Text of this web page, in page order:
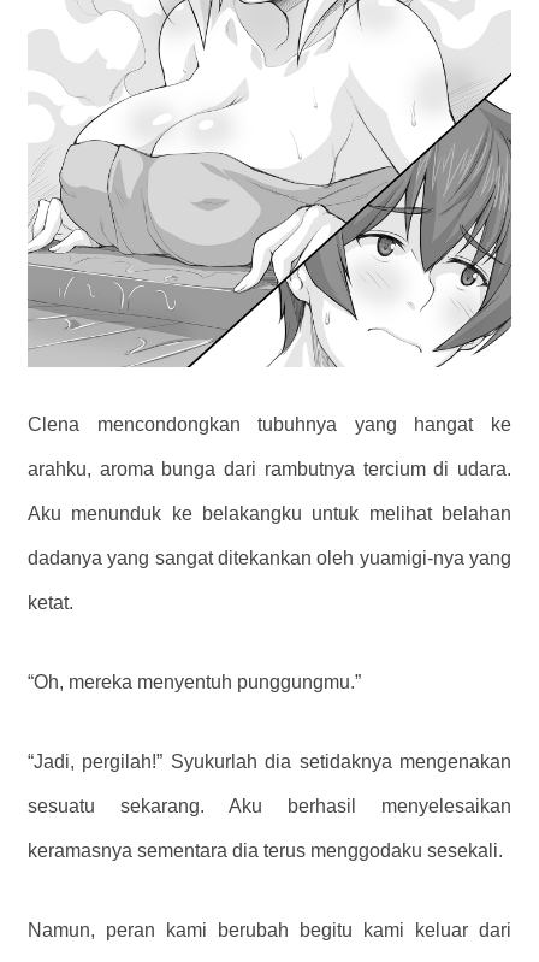
Clena mencondongkan tubuhnya yang hangat ke
arahku, aroma bunga dari rambutnya tercium di udara.
Aku menunduk ke belakangku untuk melihat belahan
dadanya yang sangat ditekankan oleh yuamigi-nya yang
ketat.
“Oh, mereka menyentuh punggungmu.”
“Jadi, pergilah!” Syukurlah dia setidaknya mengenakan
sesuatu sekarang. Aku berhasil menyelesaikan
keramasnya sementara dia terus menggodaku sesekali.
Namun, peran kami berubah begitu kami keluar dari